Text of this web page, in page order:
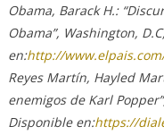
Obama, Barack H.:
Obama”, Washington,
en:http://
Reyes Martín, Hayled
enemigos de Karl
Disponible en:https://